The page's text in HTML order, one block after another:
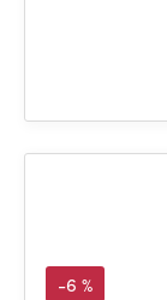
-6 %